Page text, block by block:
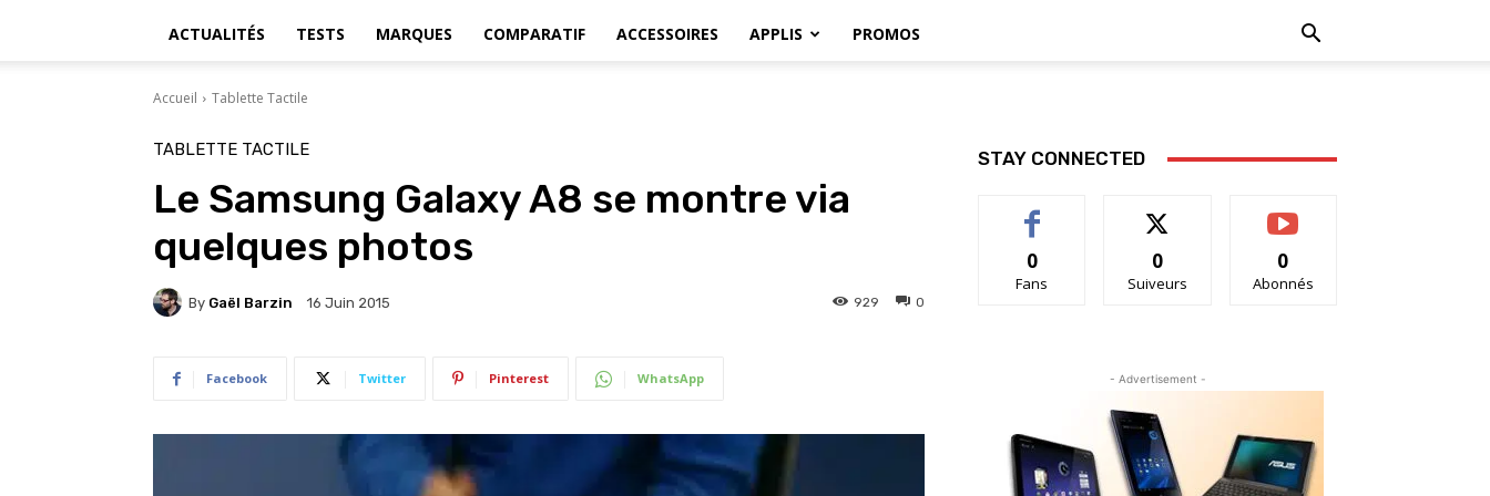
ACTUALITÉS TESTS MARQUES COMPARATIF ACCESSOIRES APPLIS PROMOS
Accueil Tablette Tactile
TABLETTE TACTILE
Le Samsung Galaxy A8 se montre via
quelques photos
By Gaël Barzin 16 Juin 2015 0
929
Facebook Twitter Pinterest WhatsApp
STAY CONNECTED
0
Fans
0
Suiveurs
0
Abonnés
- Advertisement -